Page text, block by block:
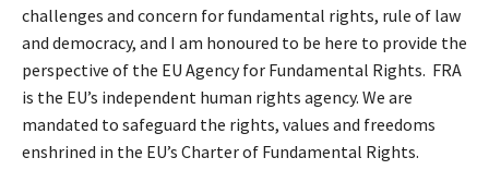
challenges and concern for fundamental rights, rule of law
and democracy, and I am honoured to be here to provide the
perspective of the EU Agency for Fundamental Rights. FRA
is the EU’s independent human rights agency. We are
mandated to safeguard the rights, values and freedoms
enshrined in the EU’s Charter of Fundamental Rights.